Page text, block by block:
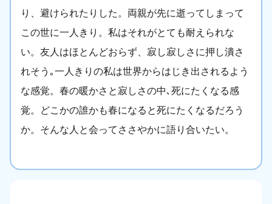
り、避けられたりした。両親が先に逝ってしまって
この世に一人きり。私はそれがとても耐えられな
い。友人はほとんどおらず、寂し寂しさに押し潰さ
れそう｡一人きりの私は世界からはじき出されるよう
な感覚。春の暖かさと寂しさの中､死にたくなる感
覚。どこかの誰かも春になると死にたくなるだろう
か。そんな人と会ってささやかに語り合いたい。